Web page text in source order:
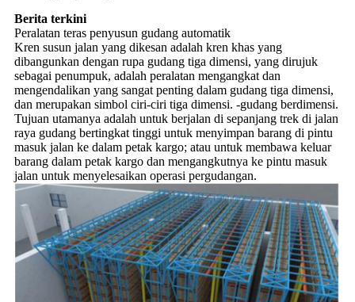
Berita terkini
Peralatan teras penyusun gudang automatik
Kren susun jalan yang dikesan adalah kren khas yang
dibangunkan dengan rupa gudang tiga dimensi, yang dirujuk
sebagai penumpuk, adalah peralatan mengangkat dan
mengendalikan yang sangat penting dalam gudang tiga dimensi,
dan merupakan simbol ciri-ciri tiga dimensi. -gudang berdimensi.
Tujuan utamanya adalah untuk berjalan di sepanjang trek di jalan
raya gudang bertingkat tinggi untuk menyimpan barang di pintu
masuk jalan ke dalam petak kargo; atau untuk membawa keluar
barang dalam petak kargo dan mengangkutnya ke pintu masuk
jalan untuk menyelesaikan operasi pergudangan.